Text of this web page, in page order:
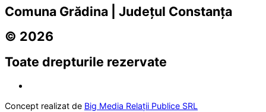
Comuna Grădina | Județul Constanța
© 2026
Toate drepturile rezervate
Concept realizat de Big Media Relații Publice SRL